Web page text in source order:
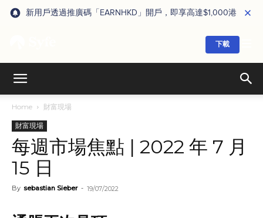
新用戶透過推廣碼「EARNHKD」開戶，即享高達$1,000港元獎賞
下載
Home 財富現場
財富現場
每週市場焦點 | 2022 年 7 月
15 日
By sebastian Sieber - 19/07/2022